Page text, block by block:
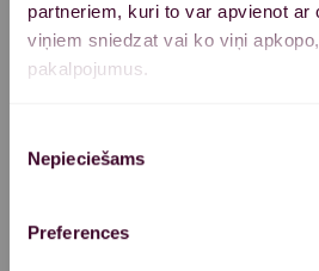
partneriem, kuri to var apvienot ar
viņiem sniedzat vai ko viņi
pakalpojumus.
izvēle
Nepieciešams
Preferences
Aromterapijas
Vispārēja un dziļi
masāža, izmantojot
Jūsu vēlmēm konkrētajā
masāžas laikā